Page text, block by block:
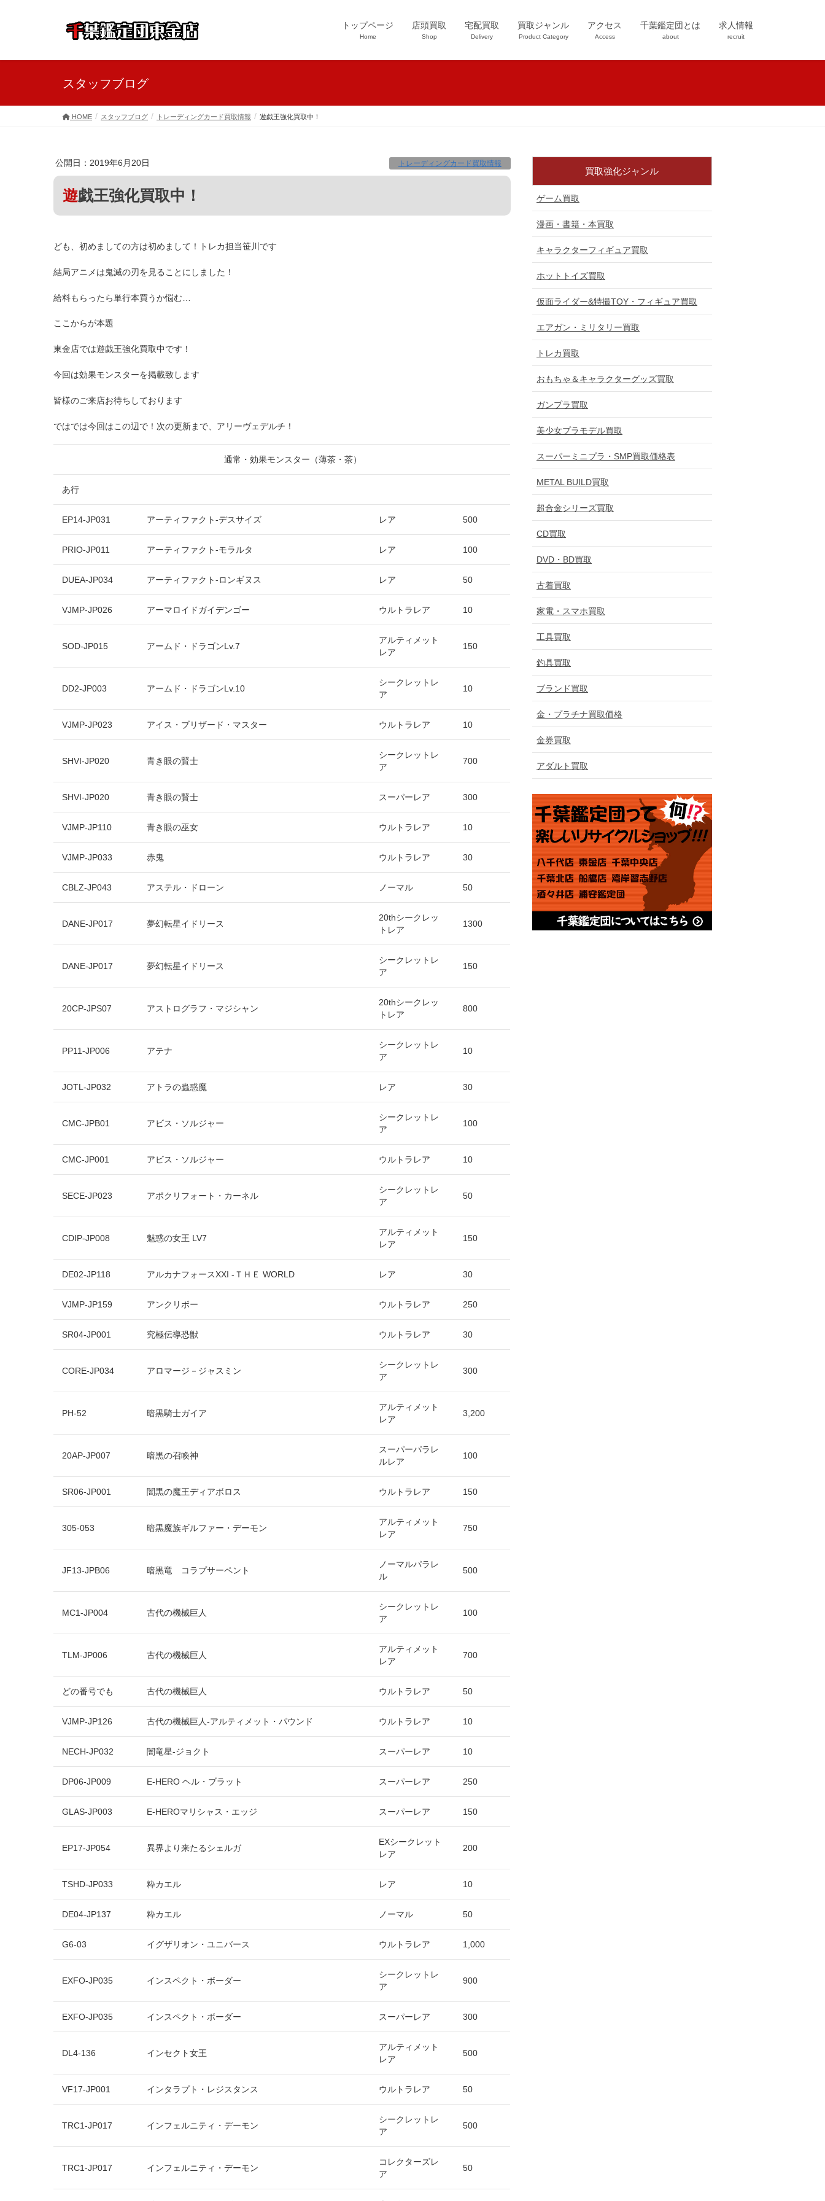
トップページ
Home
店頭買取
Shop
宅配買取
Delivery
買取ジャンル
Product Category
アクセス
Access
千葉鑑定団とは
about
求人情報
recruit
スタッフブログ
HOME スタッフブログ トレーディングカード買取情報 遊戯王強化買取中！
公開日：2019年6月20日 トレーディングカード買取情報
遊戯王強化買取中！
ども、初めましての方は初めまして！トレカ担当笹川です
結局アニメは鬼滅の刃を見ることにしました！
給料もらったら単行本買うか悩む…
ここからが本題
東金店では遊戯王強化買取中です！
今回は効果モンスターを掲載致します
皆様のご来店お待ちしております
ではでは今回はこの辺で！次の更新まで、アリーヴェデルチ！
通常・効果モンスター（薄茶・茶）
あ行
EP14-JP031 アーティファクト-デスサイズ レア 500
PRIO-JP011 アーティファクト-モラルタ レア 100
DUEA-JP034 アーティファクト-ロンギヌス レア 50
VJMP-JP026 アーマロイドガイデンゴー ウルトラレア 10
SOD-JP015 アームド・ドラゴンLv.7
アルティメット
レア
150
DD2-JP003 アームド・ドラゴンLv.10
シークレットレ
ア
10
VJMP-JP023 アイス・ブリザード・マスター ウルトラレア 10
SHVI-JP020 青き眼の賢士
シークレットレ
ア
700
SHVI-JP020 青き眼の賢士 スーパーレア 300
VJMP-JP110 青き眼の巫女 ウルトラレア 10
VJMP-JP033 赤鬼 ウルトラレア 30
CBLZ-JP043 アステル・ドローン ノーマル 50
DANE-JP017 夢幻転星イドリース
20thシークレッ
トレア
1300
DANE-JP017 夢幻転星イドリース
シークレットレ
ア
150
20CP-JPS07 アストログラフ・マジシャン
20thシークレッ
トレア
800
PP11-JP006 アテナ
シークレットレ
ア
10
JOTL-JP032 アトラの蟲惑魔 レア 30
CMC-JPB01 アビス・ソルジャー
シークレットレ
ア
100
CMC-JP001 アビス・ソルジャー ウルトラレア 10
SECE-JP023 アポクリフォート・カーネル
シークレットレ
ア
50
CDIP-JP008 魅惑の女王 LV7
アルティメット
レア
150
DE02-JP118 アルカナフォースXXI -ＴＨＥ WORLD レア 30
VJMP-JP159 アンクリボー ウルトラレア 250
SR04-JP001 究極伝導恐獣 ウルトラレア 30
CORE-JP034 アロマージ－ジャスミン
シークレットレ
ア
300
PH-52 暗黒騎士ガイア
アルティメット
レア
3,200
20AP-JP007 暗黒の召喚神
スーパーパラレ
ルレア
100
SR06-JP001 闇黒の魔王ディアボロス ウルトラレア 150
305-053 暗黒魔族ギルファー・デーモン
アルティメット
レア
750
JF13-JPB06 暗黒竜 コラプサーペント
ノーマルパラレ
ル
500
MC1-JP004 古代の機械巨人
シークレットレ
ア
100
TLM-JP006 古代の機械巨人
アルティメット
レア
700
どの番号でも 古代の機械巨人 ウルトラレア 50
VJMP-JP126 古代の機械巨人-アルティメット・パウンド ウルトラレア 10
NECH-JP032 闇竜星-ジョクト スーパーレア 10
DP06-JP009 E-HERO ヘル・ブラット スーパーレア 250
GLAS-JP003 E-HEROマリシャス・エッジ スーパーレア 150
EP17-JP054 異界より来たるシェルガ
EXシークレット
レア
200
TSHD-JP033 粋カエル レア 10
DE04-JP137 粋カエル ノーマル 50
G6-03 イグザリオン・ユニバース ウルトラレア 1,000
EXFO-JP035 インスペクト・ボーダー
シークレットレ
ア
900
EXFO-JP035 インスペクト・ボーダー スーパーレア 300
DL4-136 インセクト女王
アルティメット
レア
500
VF17-JP001 インタラプト・レジスタンス ウルトラレア 50
TRC1-JP017 インフェルニティ・デーモン
シークレットレ
ア
500
TRC1-JP017 インフェルニティ・デーモン
コレクターズレ
ア
50
買取強化ジャンル
ゲーム買取
漫画・書籍・本買取
キャラクターフィギュア買取
ホットトイズ買取
仮面ライダー&特撮TOY・フィギュア買取
エアガン・ミリタリー買取
トレカ買取
おもちゃ＆キャラクターグッズ買取
ガンプラ買取
美少女プラモデル買取
スーパーミニプラ・SMP買取価格表
METAL BUILD買取
超合金シリーズ買取
CD買取
DVD・BD買取
古着買取
家電・スマホ買取
工具買取
釣具買取
ブランド買取
金・プラチナ買取価格
金券買取
アダルト買取